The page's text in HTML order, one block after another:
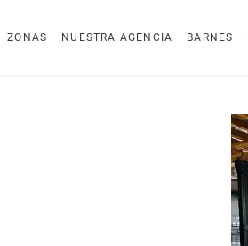
ZONAS NUESTRA AGENCIA BARNES